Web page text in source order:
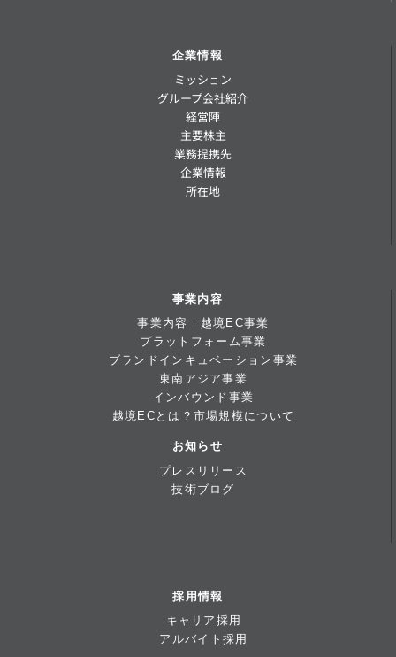
企業情報
ミッション
グループ会社紹介
経営陣
主要株主
業務提携先
企業情報
所在地
事業内容
事業内容｜越境EC事業
プラットフォーム事業
ブランドインキュベーション事業
東南アジア事業
インバウンド事業
越境ECとは？市場規模について
お知らせ
プレスリリース
技術ブログ
採用情報
キャリア採用
アルバイト採用